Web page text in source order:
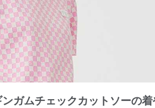
ガムチェックカットソーの